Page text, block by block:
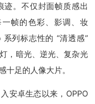
迹。不仅封面帧质感出
帧的色彩、影调、妆
列标志性的 “清透感”
，暗光、逆光、复杂光
十足的人像大片。
安卓生态以来，OPPO